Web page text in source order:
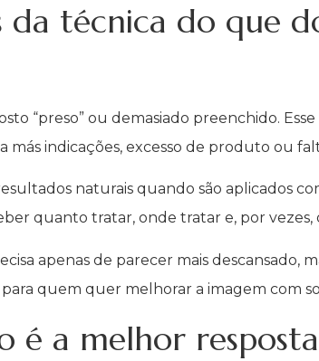
técnica do que
“preso” ou demasiado preenchido.
indicações, excesso de produto ou
naturais quando são aplicados
quanto tratar, onde tratar e, por vezes,
apenas de parecer mais descansado,
quem quer melhorar a imagem com
é a melhor resposta